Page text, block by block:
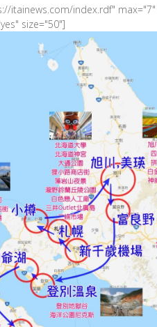
itainews.com/index.rdf"
size="50"]